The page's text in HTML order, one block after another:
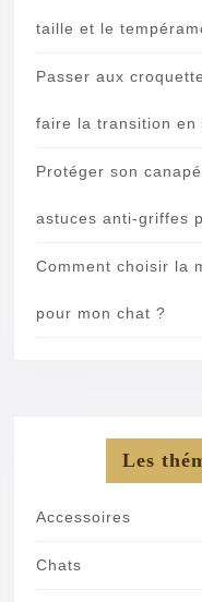
taille et le
Passer aux
faire la transition en
Protéger son
astuces anti-griffes
Comment choisir la
pour mon chat ?
Les
Accessoires
Chats